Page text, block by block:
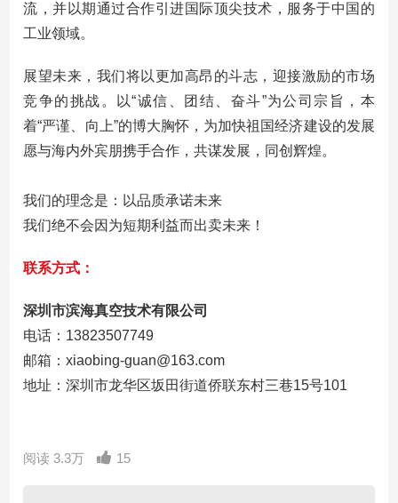
流，并以期通过合作引进国际顶尖技术，服务于中国的
工业领域。
展望未来，我们将以更加高昂的斗志，迎接激励的市场
竞争的挑战。以“诚信、团结、奋斗”为公司宗旨，本
着“严谨、向上”的博大胸怀，为加快祖国经济建设的发展
愿与海内外宾朋携手合作，共谋发展，同创辉煌。
我们的理念是：以品质承诺未来
我们绝不会因为短期利益而出卖未来！
联系方式：
深圳市滨海真空技术有限公司
电话：13823507749
邮箱：xiaobing-guan@163.com
地址：深圳市龙华区坂田街道侨联东村三巷15号101
阅读 3.3万 15